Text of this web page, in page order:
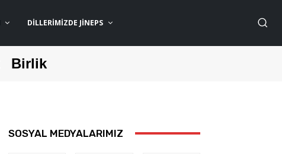
DILLERIMIZDE JİNEPS
Birlik
SOSYAL MEDYALARIMIZ